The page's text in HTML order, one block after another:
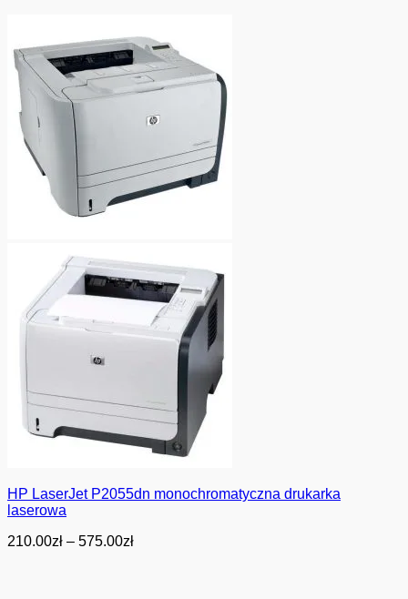
HP LaserJet P2055dn monochromatyczna drukarka
laserowa
210.00zł – 575.00złZakres